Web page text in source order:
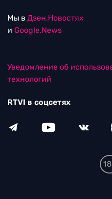
Мы в Дзен.Новостях
и Google.News
Уведомление об
технологий
RTVI в соцсетях